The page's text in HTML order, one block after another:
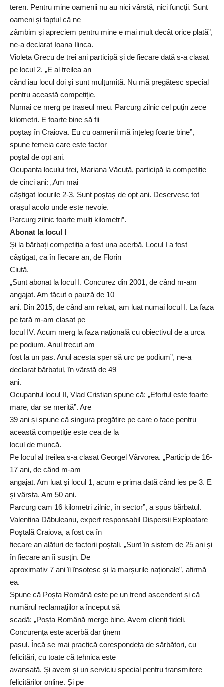
teren. Pentru mine oamenii nu au nici vârstă, nici funcții. Sunt
oameni și faptul că ne
zâmbim și apreciem pentru mine e mai mult decât orice plată”,
ne-a declarat Ioana Ilinca.
Violeta Grecu de trei ani participă și de fiecare dată s-a clasat
pe locul 2. „E al treilea an
când iau locul doi și sunt mulțumită. Nu mă pregătesc special
pentru această competiție.
Numai ce merg pe traseul meu. Parcurg zilnic cel puțin zece
kilometri. E foarte bine să fii
poștaș în Craiova. Eu cu oamenii mă înțeleg foarte bine”,
spune femeia care este factor
poștal de opt ani.
Ocupanta locului trei, Mariana Văcuță, participă la competiție
de cinci ani: „Am mai
câștigat locurile 2-3. Sunt poștaș de opt ani. Deservesc tot
orașul acolo unde este nevoie.
Parcurg zilnic foarte mulți kilometri”.
Abonat la locul I
Și la bărbați competiția a fost una acerbă. Locul I a fost
câștigat, ca în fiecare an, de Florin
Ciută.
„Sunt abonat la locul I. Concurez din 2001, de când m-am
angajat. Am făcut o pauză de 10
ani. Din 2015, de când am reluat, am luat numai locul I. La faza
pe țară m-am clasat pe
locul IV. Acum merg la faza națională cu obiectivul de a urca
pe podium. Anul trecut am
fost la un pas. Anul acesta sper să urc pe podium”, ne-a
declarat bărbatul, în vârstă de 49
ani.
Ocupantul locul II, Vlad Cristian spune că: „Efortul este foarte
mare, dar se merită”. Are
39 ani și spune că singura pregătire pe care o face pentru
această competiție este cea de la
locul de muncă.
Pe locul al treilea s-a clasat Georgel Vârvorea. „Particip de 16-
17 ani, de când m-am
angajat. Am luat și locul 1, acum e prima dată când ies pe 3. E
și vârsta. Am 50 ani.
Parcurg cam 16 kilometri zilnic, în sector”, a spus bărbatul.
Valentina Dăbuleanu, expert responsabil Dispersii Exploatare
Poştală Craiova, a fost ca în
fiecare an alături de factorii poștali. „Sunt în sistem de 25 ani și
în fiecare an îi susțin. De
aproximativ 7 ani îi însoțesc și la marșurile naționale”, afirmă
ea.
Spune că Poșta Română este pe un trend ascendent și că
numărul reclamațiilor a început să
scadă: „Poșta Română merge bine. Avem clienți fideli.
Concurența este acerbă dar ținem
pasul. Încă se mai practică corespondeța de sărbători, cu
felicitări, cu toate că tehnica este
avansată. Și avem și un serviciu special pentru transmitere
felicitărilor online. Și pe